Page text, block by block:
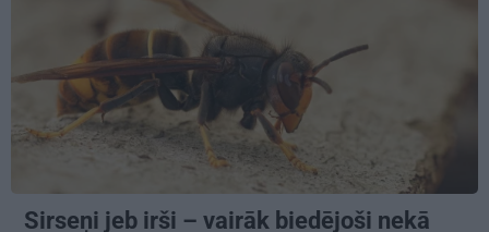
Sirseņi jeb irši – vairāk biedējoši nekā